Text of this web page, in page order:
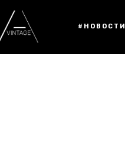
#НОВОСТИ